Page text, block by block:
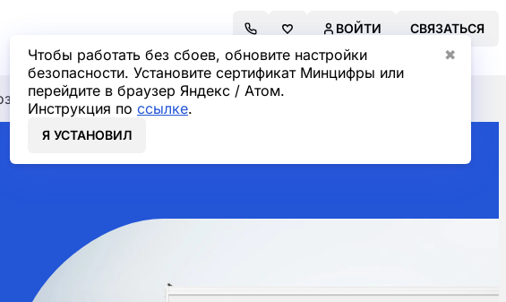
Чтобы работать без сбоев, обновите настройки
безопасности. Установите сертификат Минцифры или
перейдите в браузер Яндекс / Атом.
Инструкция по ссылке.
Я УСТАНОВИЛ
✖
ВОЙТИ СВЯЗАТЬСЯ
4 оси